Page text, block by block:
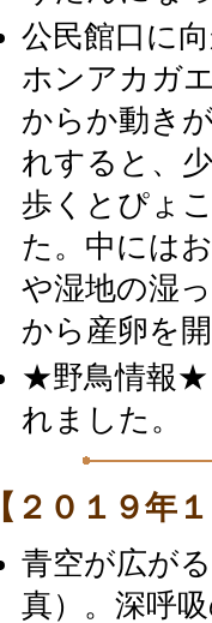
公民館口に
ホンアカガ
からか動き
れすると、
歩くとぴょ
た。中には
や湿地の湿
から産卵を
★野鳥情報★
れました。
【２０１９年
青空が広が
真）。深呼